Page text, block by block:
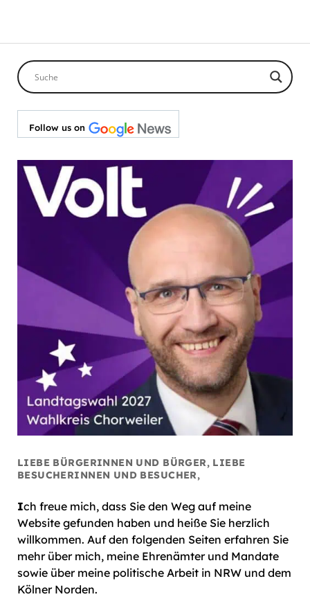
Follow us on
LIEBE BÜRGERINNEN UND BÜRGER, LIEBE
BESUCHERINNEN UND BESUCHER,
Ich freue mich, dass Sie den Weg auf meine
Website gefunden haben und heiße Sie herzlich
willkommen. Auf den folgenden Seiten erfahren Sie
mehr über mich, meine Ehrenämter und Mandate
sowie über meine politische Arbeit in NRW und dem
Kölner Norden.